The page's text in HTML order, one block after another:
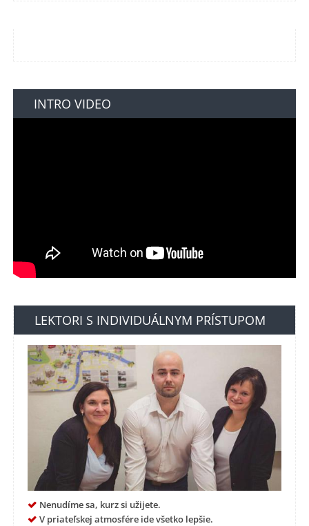
INTRO VIDEO
LEKTORI S INDIVIDUÁLNYM PRÍSTUPOM
Nenudíme sa, kurz si užijete.
V priateľskej atmosfére ide všetko lepšie.